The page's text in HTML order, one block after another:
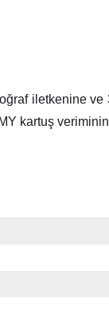
iletkenine
kartuş